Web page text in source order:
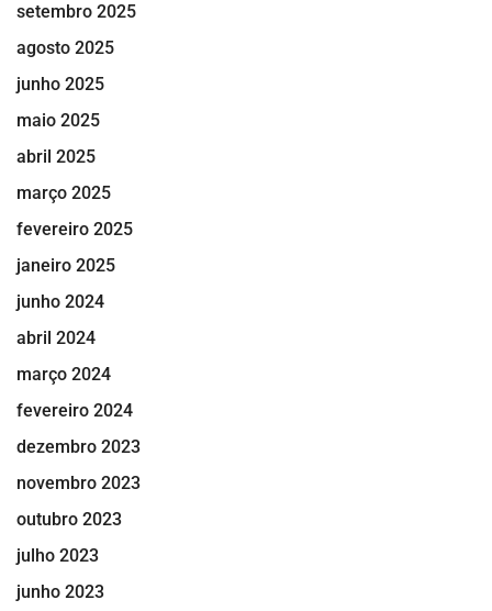
setembro 2025
agosto 2025
junho 2025
maio 2025
abril 2025
março 2025
fevereiro 2025
janeiro 2025
junho 2024
abril 2024
março 2024
fevereiro 2024
dezembro 2023
novembro 2023
outubro 2023
julho 2023
junho 2023